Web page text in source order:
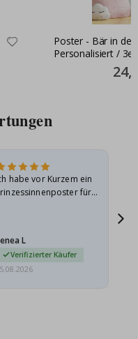
Poster - Bär in
Personalisiert /
Price
habe vor Kurzem ein
für
L
Verifizierter Käufer